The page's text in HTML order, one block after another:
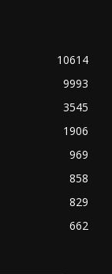
10614
9993
3545
1906
969
858
829
662